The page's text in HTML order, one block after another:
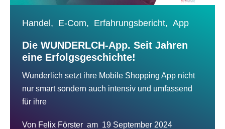
Handel, E-Com, Erfahrungsbericht, App
Die WUNDERLCH-App. Seit Jahren
eine Erfolgsgeschichte!
Wunderlich setzt ihre Mobile Shopping App nicht
nur smart sondern auch intensiv und umfassend
für ihre
Von Felix Förster am 19 September 2024